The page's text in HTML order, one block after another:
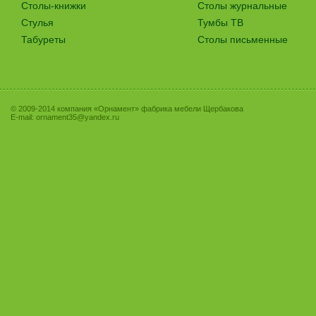
Столы-книжки
Стулья
Табуреты
Столы журнальные
Тумбы ТВ
Столы письменные
© 2009-2014 компания «Орнамент» фабрика мебели Щербакова
E-mail: ornament35@yandex.ru